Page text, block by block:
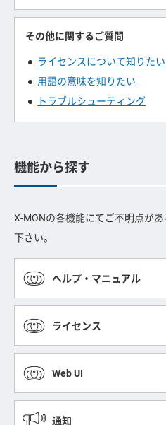
その他に関するご質問
ライセンスについて知りたい
用語の意味を知りたい
トラブルシューティング
機能から探す
X-MONの各機能にてご不明点が
下さい。
ヘルプ・マニュアル
ライセンス
Web UI
通知